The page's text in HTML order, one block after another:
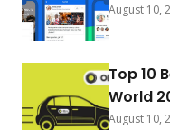
August 10,
Top 10
World
August 10,